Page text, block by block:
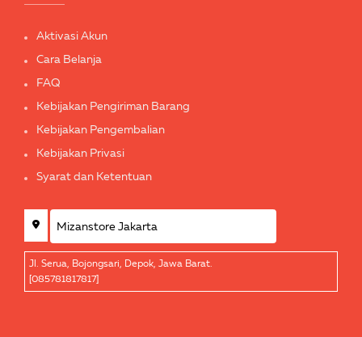
Aktivasi Akun
Cara Belanja
FAQ
Kebijakan Pengiriman Barang
Kebijakan Pengembalian
Kebijakan Privasi
Syarat dan Ketentuan
Jl. Serua, Bojongsari, Depok, Jawa Barat.
[085781817817]